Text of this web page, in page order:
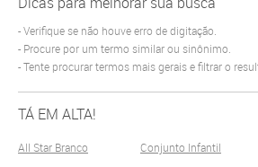
Verifique se não houve erro de digitação.
Procure por um termo similar ou sinônimo.
Tente procurar termos mais gerais e filtrar o
TÁ EM ALTA!
All Star Branco
Conjunto Infantil